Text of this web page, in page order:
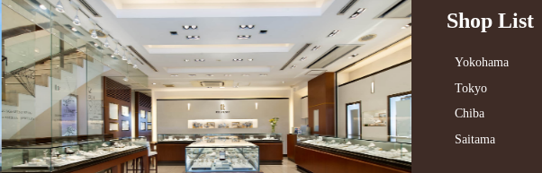
Shop List
Yokohama
Tokyo
Chiba
Saitama